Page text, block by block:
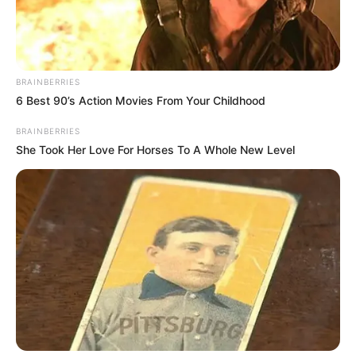
BRAINBERRIES
6 Best 90’s Action Movies From Your Childhood
BRAINBERRIES
She Took Her Love For Horses To A Whole New Level